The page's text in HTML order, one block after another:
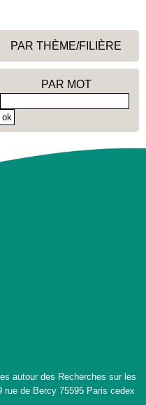
PAR THÈME/FILIÈRE
PAR MOT
autour des Recherches sur les
rue de Bercy 75595 Paris cedex